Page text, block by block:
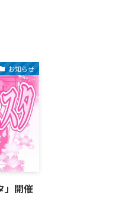
お知らせ
」開催